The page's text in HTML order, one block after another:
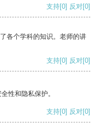
支持[0] 反对[0]
各个学科的知识。老师的讲
支持[0] 反对[0]
性和隐私保护。
支持[0] 反对[0]